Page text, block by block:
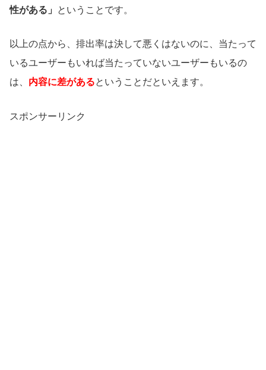
性がある」
ということです。
以上の点から、排出率は決して悪くはないのに、当たって
いるユーザーもいれば当たっていないユーザーもいるの
は、 内容に差があるということだといえます。
スポンサーリンク